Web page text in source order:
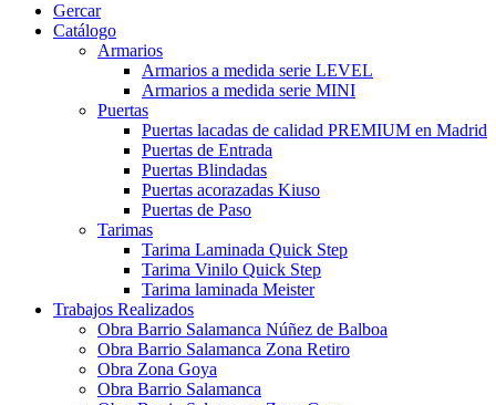
Gercar
Catálogo
Armarios
Armarios a medida serie LEVEL
Armarios a medida serie MINI
Puertas
Puertas lacadas de calidad PREMIUM en Madrid
Puertas de Entrada
Puertas Blindadas
Puertas acorazadas Kiuso
Puertas de Paso
Tarimas
Tarima Laminada Quick Step
Tarima Vinilo Quick Step
Tarima laminada Meister
Trabajos Realizados
Obra Barrio Salamanca Núñez de Balboa
Obra Barrio Salamanca Zona Retiro
Obra Zona Goya
Obra Barrio Salamanca